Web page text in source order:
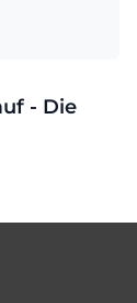
- Die